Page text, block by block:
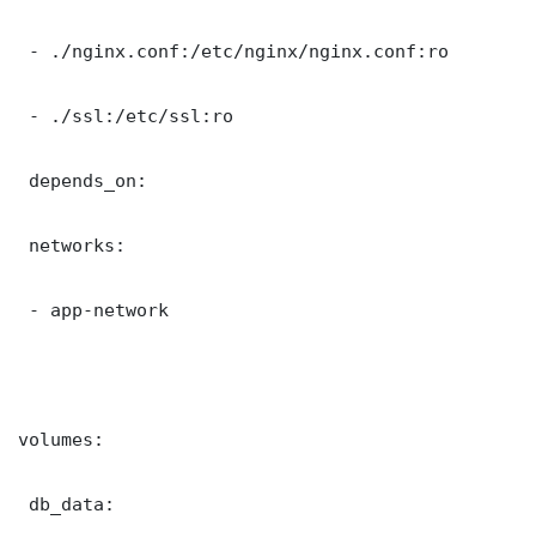
- ./nginx.conf:/etc/nginx/nginx.conf:ro
- ./ssl:/etc/ssl:ro
depends_on:
networks:
- app-network
volumes:
db_data: